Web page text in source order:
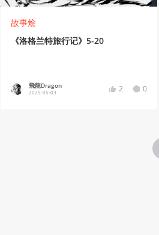
故事烩
《洛格兰特旅行记》5-20
飛龍Dragon
2025-05-03 2 0